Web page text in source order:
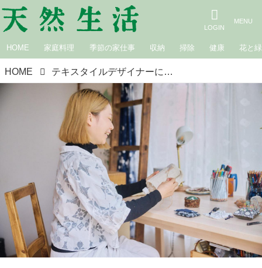
HOME 家庭料理 季節の家仕事 収納 掃除 健康 花と緑
HOME テキスタイルデザイナーに聞く「リメイク」の楽しみ。カーテンや巾着は“はぎれ”で手づくり、穴のあいた服や靴下はダーニングでもっとかわいく／Canako Inoue・井上加奈子さん